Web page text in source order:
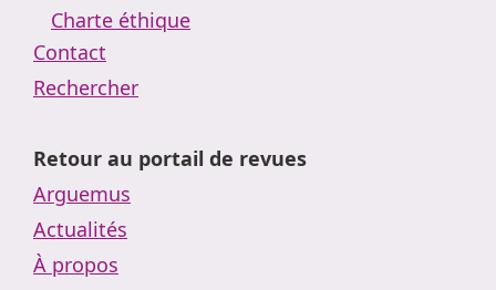
Charte éthique
Contact
Rechercher
Retour au portail de revues
Arguemus
Actualités
À propos